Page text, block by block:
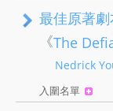
最佳原著劇
《The
Nedrick
入圍名單